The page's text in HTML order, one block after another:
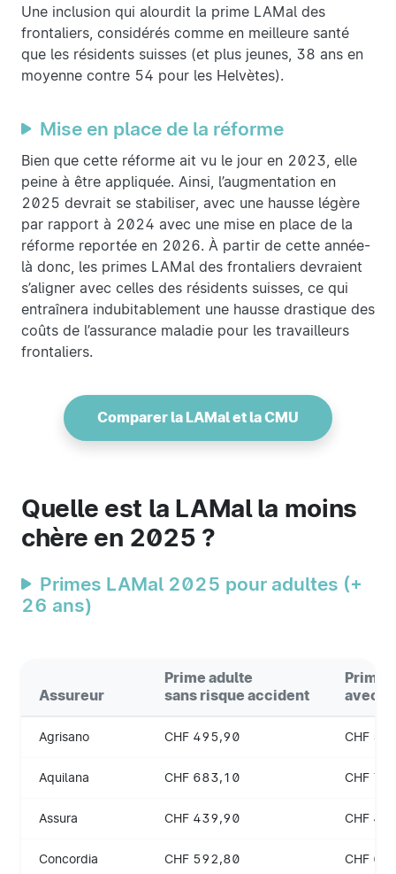
Une inclusion qui alourdit la prime LAMal des
frontaliers, considérés comme en meilleure santé
que les résidents suisses (et plus jeunes, 38 ans en
moyenne contre 54 pour les Helvètes).
Mise en place de la réforme
Bien que cette réforme ait vu le jour en 2023, elle
peine à être appliquée. Ainsi, l’augmentation en
2025 devrait se stabiliser, avec une hausse légère
par rapport à 2024 avec une mise en place de la
réforme reportée en 2026. À partir de cette année-
là donc, les primes LAMal des frontaliers devraient
s’aligner avec celles des résidents suisses, ce qui
entraînera indubitablement une hausse drastique des
coûts de l’assurance maladie pour les travailleurs
frontaliers.
Comparer la LAMal et la CMU
Quelle est la LAMal la moins
chère en 2025 ?
Primes LAMal 2025 pour adultes (+
26 ans)
Assureur
Prime adulte
sans risque accident
Prime
avec
Agrisano CHF 495,90 CHF
Aquilana CHF 683,10 CHF
Assura CHF 439,90 CHF
Concordia CHF 592,80 CHF